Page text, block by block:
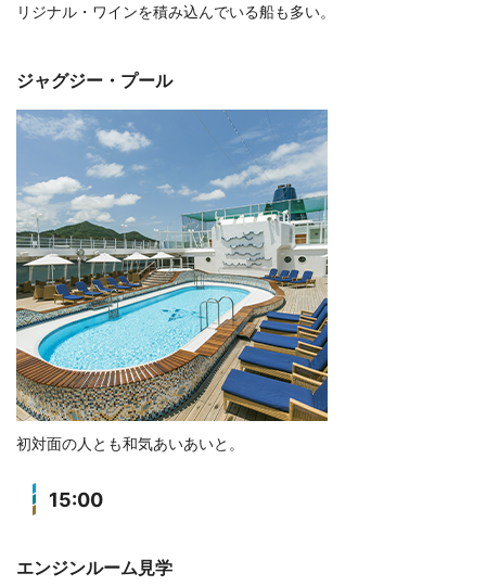
リジナル・ワインを積み込んでいる船も多い。
ジャグジー・プール
初対面の人とも和気あいあいと。
15:00
エンジンルーム見学